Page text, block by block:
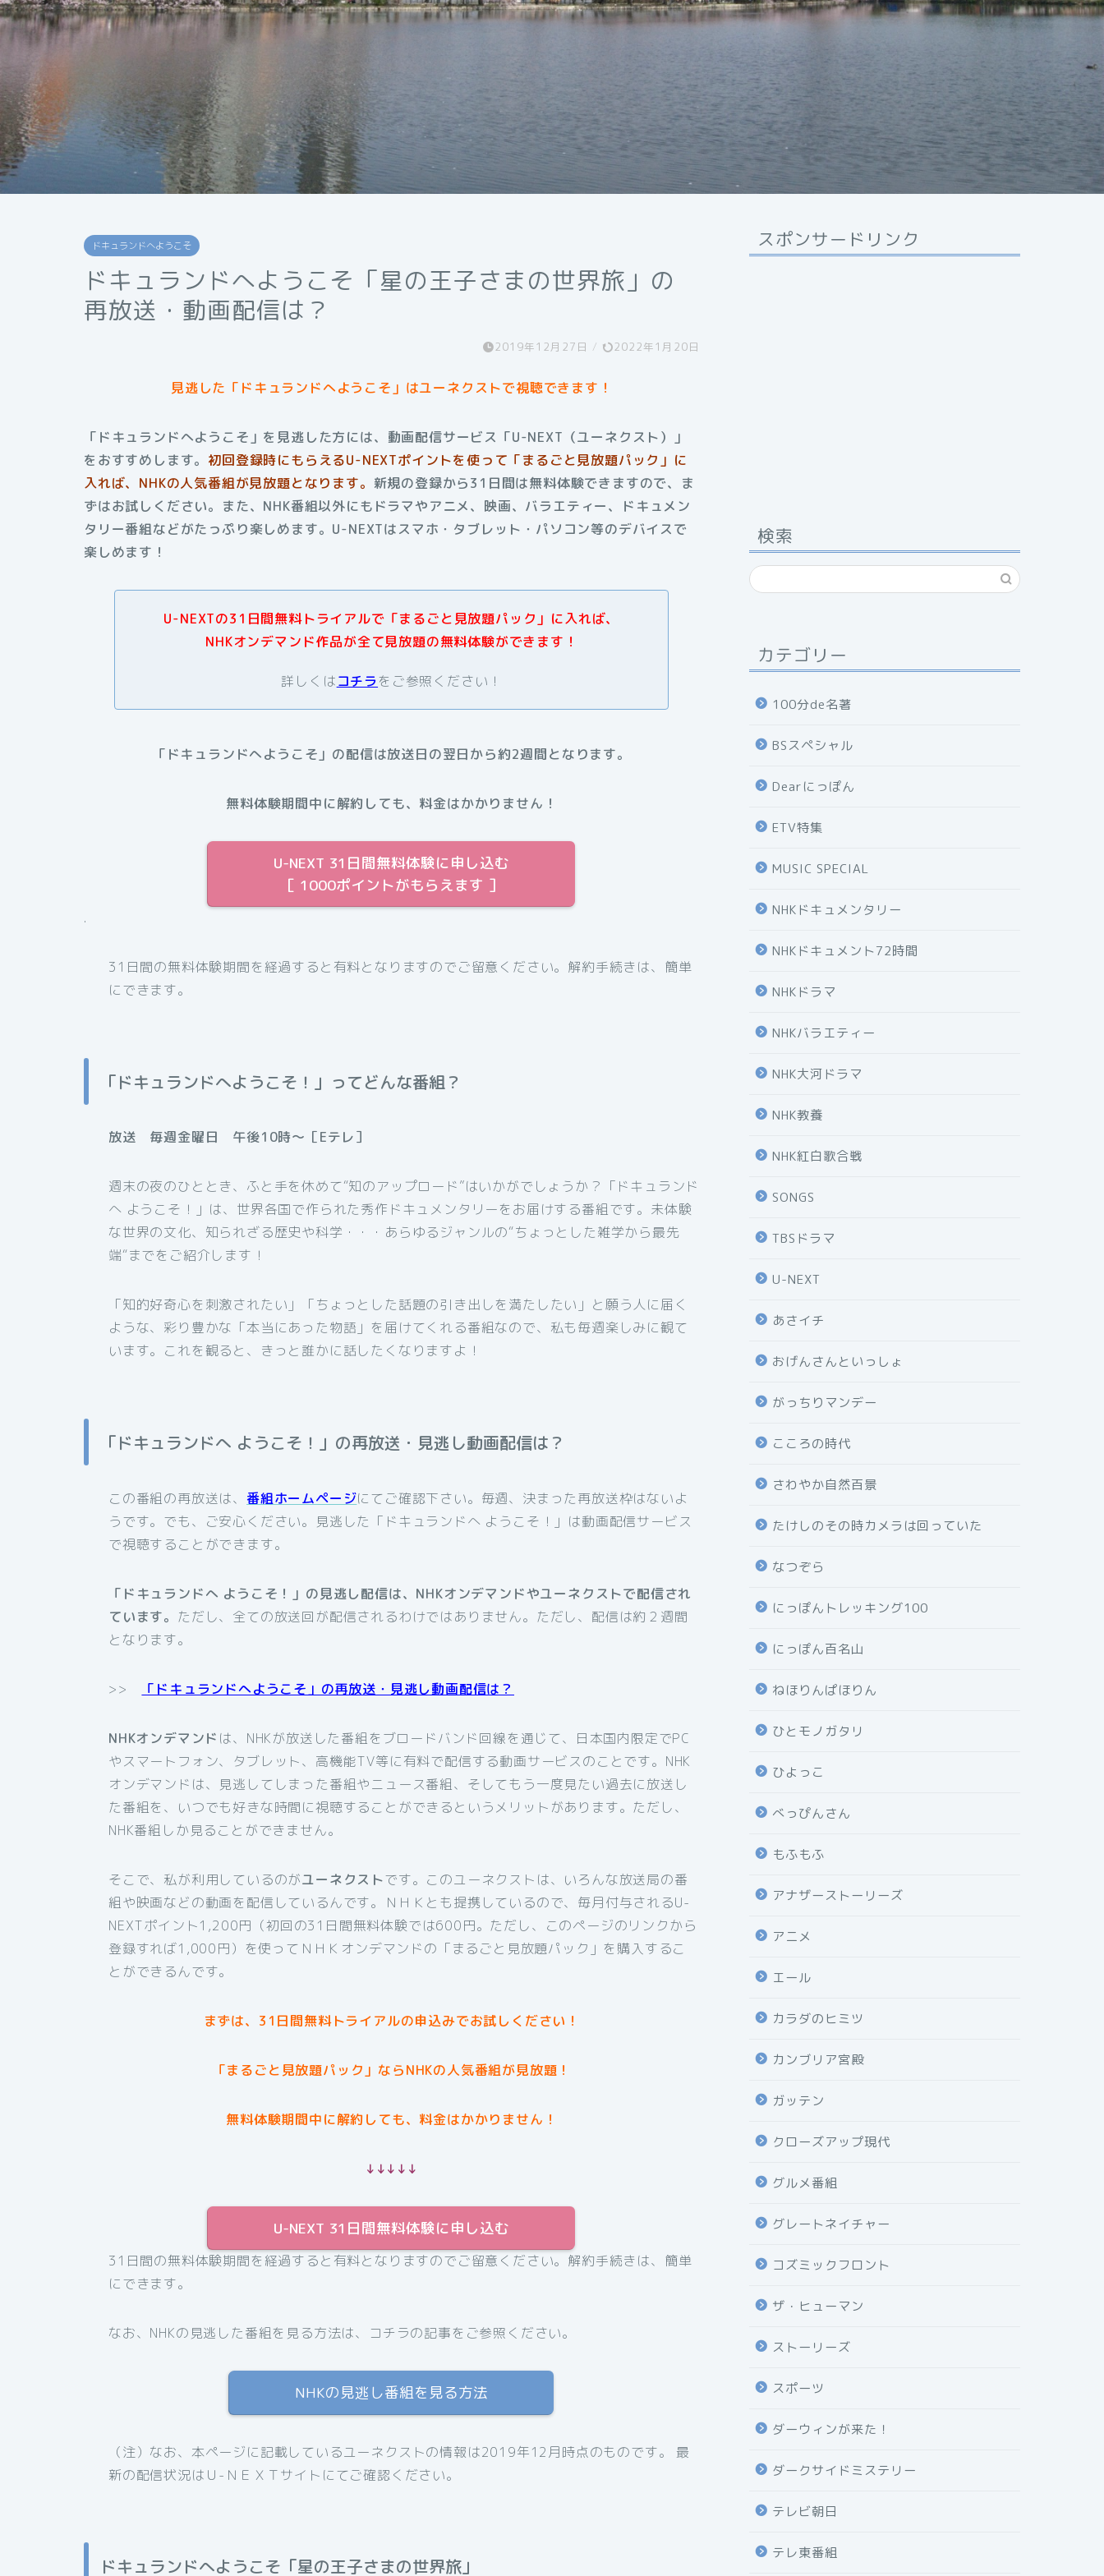
ドキュランドへようこそ
ドキュランドへようこそ「星の王子さまの世界旅」の
再放送・動画配信は？
2019年12月27日 / 2022年1月20日
見逃した「ドキュランドへようこそ」はユーネクストで視聴できます！
「ドキュランドへようこそ」を見逃した方には、動画配信サービス「U-NEXT（ユーネクスト）」
をおすすめします。 初回登録時にもらえるU-NEXTポイントを使って「まるごと見放題パック」に
入れば、NHKの人気番組が見放題となります。 新規の登録から31日間は無料体験できますので、ま
ずはお試しください。また、NHK番組以外にもドラマやアニメ、映画、バラエティー、ドキュメン
タリー番組などがたっぷり楽しめます。U-NEXTはスマホ・タブレット・パソコン等のデバイスで
楽しめます！
U-NEXTの31日間無料トライアルで「まるごと見放題パック」に入れば、
NHKオンデマンド作品が全て見放題の無料体験ができます！
詳しくはコチラをご参照ください！
「ドキュランドへようこそ」の配信は放送日の翌日から約2週間となります。
無料体験期間中に解約しても、料金はかかりません！
U-NEXT 31日間無料体験に申し込む
［ 1000ポイントがもらえます ］
.
31日間の無料体験期間を経過すると有料となりますのでご留意ください。解約手続きは、簡単
にできます。
「ドキュランドへようこそ！」ってどんな番組？
放送 毎週金曜日 午後10時～［Eテレ］
週末の夜のひととき、ふと手を休めて“知のアップロード”はいかがでしょうか？「ドキュランド
へ ようこそ！」は、世界各国で作られた秀作ドキュメンタリーをお届けする番組です。未体験
な世界の文化、知られざる歴史や科学・・・あらゆるジャンルの“ちょっとした雑学から最先
端“までをご紹介します！
「知的好奇心を刺激されたい」「ちょっとした話題の引き出しを満たしたい」と願う人に届く
ような、彩り豊かな「本当にあった物語」を届けてくれる番組なので、私も毎週楽しみに観て
います。これを観ると、きっと誰かに話したくなりますよ！
「ドキュランドへ ようこそ！」の再放送・見逃し動画配信は？
この番組の再放送は、 番組ホームページにてご確認下さい。毎週、決まった再放送枠はないよ
うです。でも、ご安心ください。見逃した「ドキュランドへ ようこそ！」は動画配信サービス
で視聴することができます。
「ドキュランドへ ようこそ！」の見逃し配信は、NHKオンデマンドやユーネクストで配信され
ています。 ただし、全ての放送回が配信されるわけではありません。ただし、配信は約２週間
となります。
>> 「ドキュランドへようこそ」の再放送・見逃し動画配信は？
NHKオンデマンド は、NHKが放送した番組をブロードバンド回線を通じて、日本国内限定でPC
やスマートフォン、タブレット、高機能TV等に有料で配信する動画サービスのことです。NHK
オンデマンドは、見逃してしまった番組やニュース番組、そしてもう一度見たい過去に放送し
た番組を、いつでも好きな時間に視聴することができるというメリットがあります。ただし、
NHK番組しか見ることができません。
そこで、私が利用しているのがユーネクストです。このユーネクストは、いろんな放送局の番
組や映画などの動画を配信しているんです。ＮＨＫとも提携しているので、毎月付与されるU-
NEXTポイント1,200円（初回の31日間無料体験では600円。ただし、このページのリンクから
登録すれば1,000円）を使ってＮＨＫオンデマンドの「まるごと見放題パック」を購入するこ
とができるんです。
まずは、31日間無料トライアルの申込みでお試しください！
「まるごと見放題パック」ならNHKの人気番組が見放題！
無料体験期間中に解約しても、料金はかかりません！
↓↓↓↓↓
U-NEXT 31日間無料体験に申し込む
31日間の無料体験期間を経過すると有料となりますのでご留意ください。解約手続きは、簡単
にできます。
なお、NHKの見逃した番組を見る方法は、コチラの記事をご参照ください。
NHKの見逃し番組を見る方法
（注）なお、本ページに記載しているユーネクストの情報は2019年12月時点のものです。 最
新の配信状況はＵ-ＮＥＸＴサイトにてご確認ください。
ドキュランドへようこそ「星の王子さまの世界旅」
スポンサードリンク
検索
カテゴリー
100分de名著
BSスペシャル
Dearにっぽん
ETV特集
MUSIC SPECIAL
NHKドキュメンタリー
NHKドキュメント72時間
NHKドラマ
NHKバラエティー
NHK大河ドラマ
NHK教養
NHK紅白歌合戦
SONGS
TBSドラマ
U-NEXT
あさイチ
おげんさんといっしょ
がっちりマンデー
こころの時代
さわやか自然百景
たけしのその時カメラは回っていた
なつぞら
にっぽんトレッキング100
にっぽん百名山
ねほりんぱほりん
ひとモノガタリ
ひよっこ
べっぴんさん
もふもふ
アナザーストーリーズ
アニメ
エール
カラダのヒミツ
カンブリア宮殿
ガッテン
クローズアップ現代
グルメ番組
グレートネイチャー
コズミックフロント
ザ・ヒューマン
ストーリーズ
スポーツ
ダーウィンが来た！
ダークサイドミステリー
テレビ朝日
テレ東番組